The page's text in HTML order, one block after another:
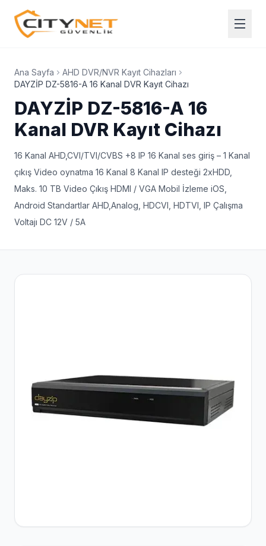
Ana Sayfa
AHD DVR/NVR Kayıt Cihazları
DAYZİP DZ-5816-A 16 Kanal DVR Kayıt Cihazı
DAYZİP DZ-5816-A 16
Kanal DVR Kayıt Cihazı
16 Kanal AHD,CVI/TVI/CVBS +8 IP 16 Kanal ses giriş – 1 Kanal
çıkış Video oynatma 16 Kanal 8 Kanal IP desteği 2xHDD,
Maks. 10 TB Video Çıkış HDMI / VGA Mobil İzleme iOS,
Android Standartlar AHD,Analog, HDCVI, HDTVI, IP Çalışma
Voltajı DC 12V / 5A